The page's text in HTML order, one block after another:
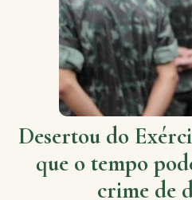
Desertou do
que o tempo
crime de